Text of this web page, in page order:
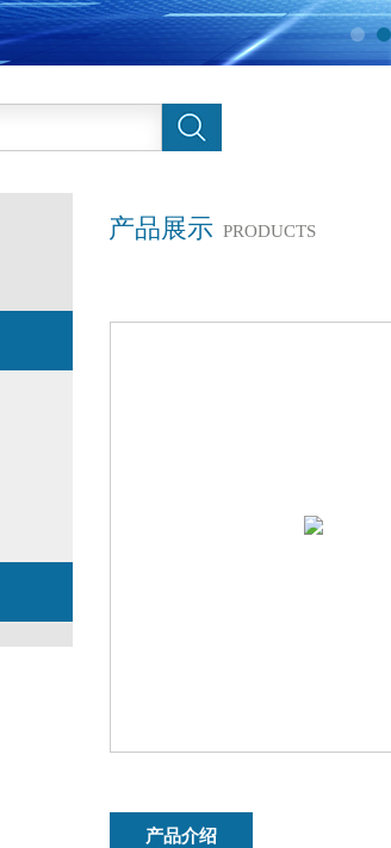
产品展示 PRODUCTS
产品介绍